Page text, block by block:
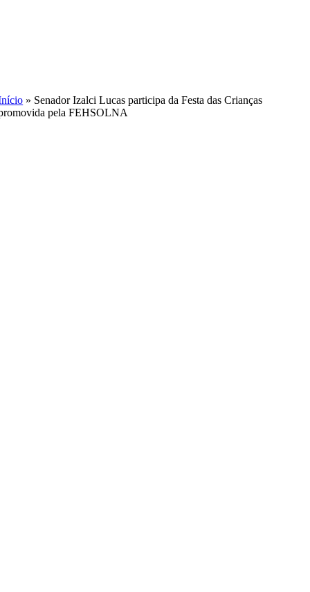
» Senador Izalci Lucas participa da Festa das Crianças
pela FEHSOLNA